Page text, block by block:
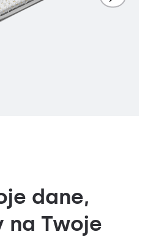
dane,
na Twoje